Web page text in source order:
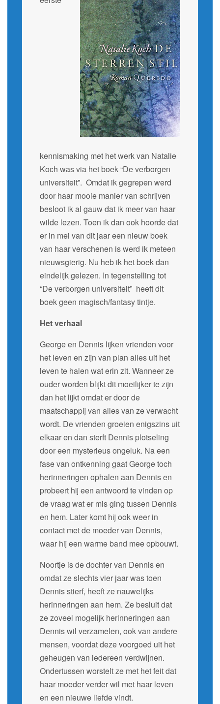
kennismaking met het werk van Natalie
Koch was via het boek “De verborgen
universiteit”. Omdat ik gegrepen werd
door haar mooie manier van schrijven
besloot ik al gauw dat ik meer van haar
wilde lezen. Toen ik dan ook hoorde dat
er in mei van dit jaar een nieuw boek
van haar verschenen is werd ik meteen
nieuwsgierig. Nu heb ik het boek dan
eindelijk gelezen. In tegenstelling tot
“De verborgen universiteit” heeft dit
boek geen magisch/fantasy tintje.
Het verhaal
George en Dennis lijken vrienden voor
het leven en zijn van plan alles uit het
leven te halen wat erin zit. Wanneer ze
ouder worden blijkt dit moeilijker te zijn
dan het lijkt omdat er door de
maatschappij van alles van ze verwacht
wordt. De vrienden groeien enigszins uit
elkaar en dan sterft Dennis plotseling
door een mysterieus ongeluk. Na een
fase van ontkenning gaat George toch
herinneringen ophalen aan Dennis en
probeert hij een antwoord te vinden op
de vraag wat er mis ging tussen Dennis
en hem. Later komt hij ook weer in
contact met de moeder van Dennis,
waar hij een warme band mee opbouwt.
Noortje is de dochter van Dennis en
omdat ze slechts vier jaar was toen
Dennis stierf, heeft ze nauwelijks
herinneringen aan hem. Ze besluit dat
ze zoveel mogelijk herinneringen aan
Dennis wil verzamelen, ook van andere
mensen, voordat deze voorgoed uit het
geheugen van iedereen verdwijnen.
Ondertussen worstelt ze met het feit dat
haar moeder verder wil met haar leven
en een nieuwe liefde vindt.